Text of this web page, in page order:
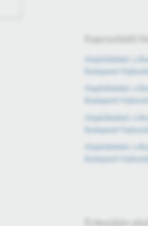
Kapcsolódó
Alapkőletétel: a
Budapesti
Alapkőletétel: a
Budapesti
Alapkőletétel: a
Budapesti
Alapkőletétel: a
Budapesti
Értesüljön